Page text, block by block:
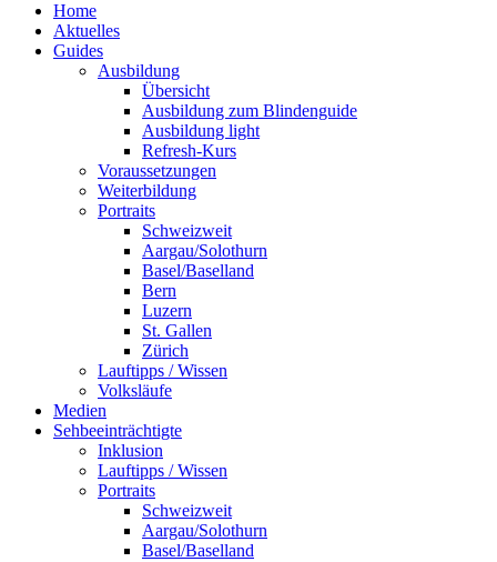
Home
Aktuelles
Guides
Ausbildung
Übersicht
Ausbildung zum Blindenguide
Ausbildung light
Refresh-Kurs
Voraussetzungen
Weiterbildung
Portraits
Schweizweit
Aargau/Solothurn
Basel/Baselland
Bern
Luzern
St. Gallen
Zürich
Lauftipps / Wissen
Volksläufe
Medien
Sehbeeinträchtigte
Inklusion
Lauftipps / Wissen
Portraits
Schweizweit
Aargau/Solothurn
Basel/Baselland